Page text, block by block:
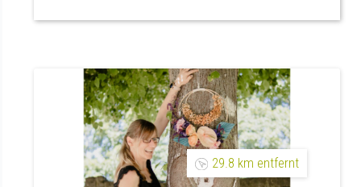
29.8 km entfernt